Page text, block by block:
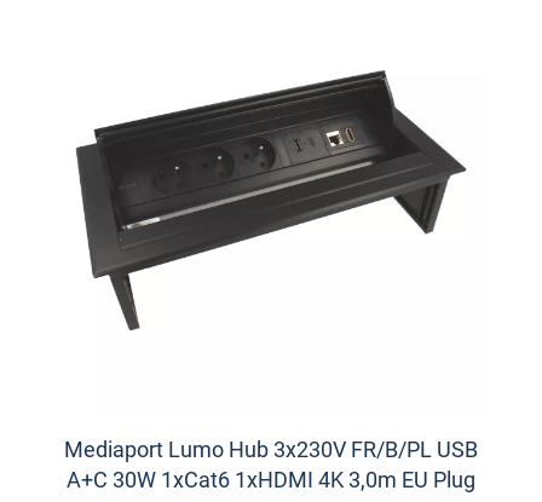
Mediaport Lumo Hub 3x230V FR/B/PL USB
A+C 30W 1xCat6 1xHDMI 4K 3,0m EU Plug